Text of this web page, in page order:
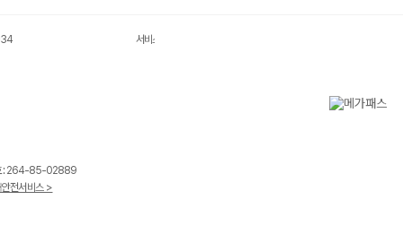
서비스 가입사실 확인
호 : 264-85-02889
전서비스 >